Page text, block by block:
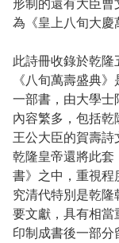
形制的還有大臣
為《皇上八旬大慶
此詩冊收錄於乾隆
《八旬萬壽盛典
一部書，由大學士
內容繁多，包括乾
王公大臣的賀壽詩
乾隆皇帝還將此
書》之中，重視
究清代特別是乾
要文獻，具有相
印制成書後一部